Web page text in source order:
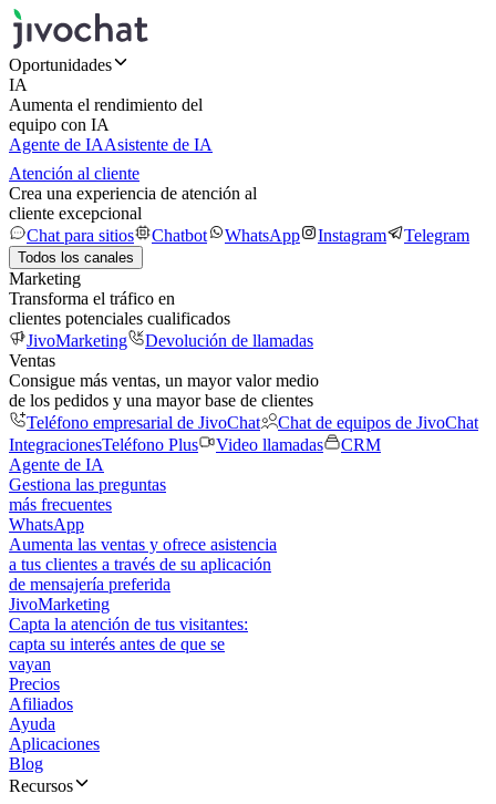
Oportunidades
IA
Aumenta el rendimiento del
equipo con IA
Agente de IAAsistente de IA
Atención al cliente
Crea una experiencia de atención al
cliente excepcional
Chat para sitios
Chatbot WhatsApp Instagram Telegram
Todos los canales
Marketing
Transforma el tráfico en
clientes potenciales cualificados
JivoMarketing
Devolución de llamadas
Ventas
Consigue más ventas, un mayor valor medio
de los pedidos y una mayor base de clientes
Teléfono empresarial de JivoChat
Chat de equipos de JivoChat
IntegracionesTeléfono Plus Video llamadas
CRM
Agente de IA
Gestiona las preguntas
más frecuentes
WhatsApp
Aumenta las ventas y ofrece asistencia
a tus clientes a través de su aplicación
de mensajería preferida
JivoMarketing
Capta la atención de tus visitantes:
capta su interés antes de que se
vayan
Precios
Afiliados
Ayuda
Aplicaciones
Blog
Recursos